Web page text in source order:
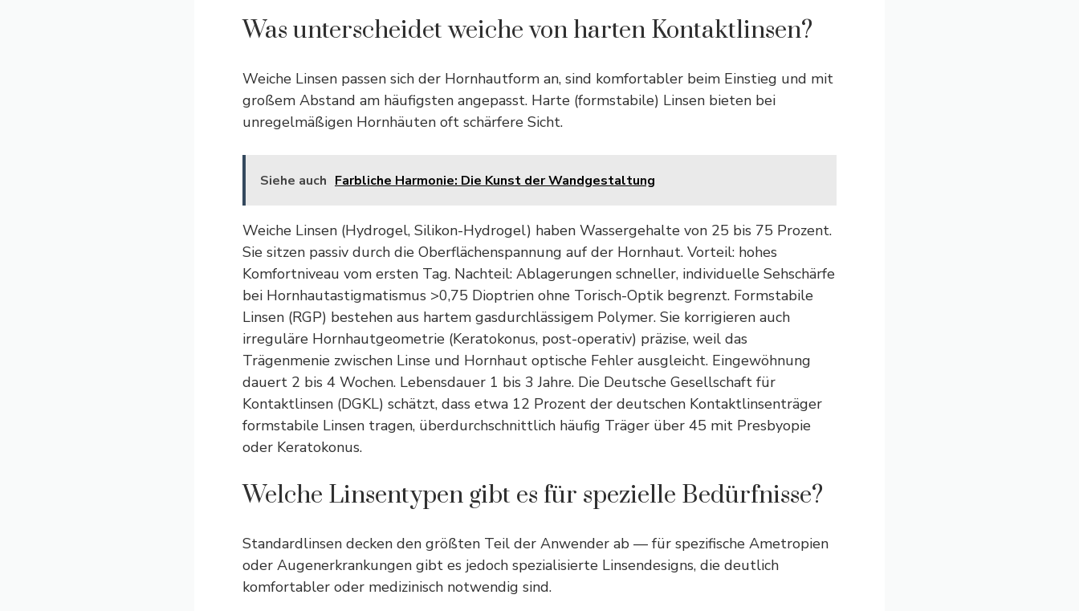
Was unterscheidet weiche von harten Kontaktlinsen?
Weiche Linsen passen sich der Hornhautform an, sind komfortabler beim Einstieg und mit
großem Abstand am häufigsten angepasst. Harte (formstabile) Linsen bieten bei
unregelmäßigen Hornhäuten oft schärfere Sicht.
Siehe auch Farbliche Harmonie: Die Kunst der Wandgestaltung
Weiche Linsen (Hydrogel, Silikon-Hydrogel) haben Wassergehalte von 25 bis 75 Prozent.
Sie sitzen passiv durch die Oberflächenspannung auf der Hornhaut. Vorteil: hohes
Komfortniveau vom ersten Tag. Nachteil: Ablagerungen schneller, individuelle Sehschärfe
bei Hornhautastigmatismus >0,75 Dioptrien ohne Torisch-Optik begrenzt. Formstabile
Linsen (RGP) bestehen aus hartem gasdurchlässigem Polymer. Sie korrigieren auch
irreguläre Hornhautgeometrie (Keratokonus, post-operativ) präzise, weil das
Trägenmenie zwischen Linse und Hornhaut optische Fehler ausgleicht. Eingewöhnung
dauert 2 bis 4 Wochen. Lebensdauer 1 bis 3 Jahre. Die Deutsche Gesellschaft für
Kontaktlinsen (DGKL) schätzt, dass etwa 12 Prozent der deutschen Kontaktlinsenträger
formstabile Linsen tragen, überdurchschnittlich häufig Träger über 45 mit Presbyopie
oder Keratokonus.
Welche Linsentypen gibt es für spezielle Bedürfnisse?
Standardlinsen decken den größten Teil der Anwender ab — für spezifische Ametropien
oder Augenerkrankungen gibt es jedoch spezialisierte Linsendesigns, die deutlich
komfortabler oder medizinisch notwendig sind.